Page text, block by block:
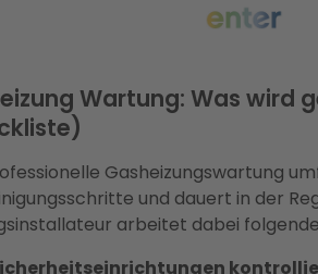
Wartung: Was wird
Gasheizungswartung
und dauert in der
arbeitet dabei